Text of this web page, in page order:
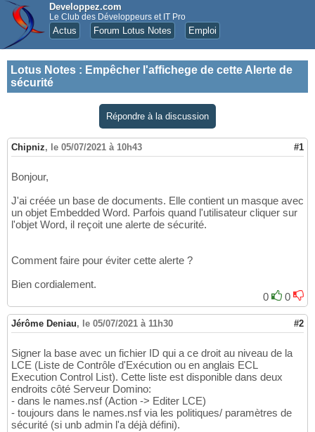
Developpez.com
Le Club des Développeurs et IT Pro
Actus Forum Lotus Notes Emploi
Lotus Notes : Empêcher l'affichege de cette Alerte de
sécurité
Répondre à la discussion
Chipniz, le 05/07/2021 à 10h43 #1
Bonjour,
J'ai créée un base de documents. Elle contient un masque avec
un objet Embedded Word. Parfois quand l'utilisateur cliquer sur
l'objet Word, il reçoit une alerte de sécurité.
Comment faire pour éviter cette alerte ?
Bien cordialement.
0
0
Jérôme Deniau, le 05/07/2021 à 11h30 #2
Signer la base avec un fichier ID qui a ce droit au niveau de la
LCE (Liste de Contrôle d'Exécution ou en anglais ECL
Execution Control List). Cette liste est disponible dans deux
endroits côté Serveur Domino:
- dans le names.nsf (Action -> Editer LCE)
- toujours dans le names.nsf via les politiques/ paramètres de
sécurité (si unb admin l'a déjà défini).